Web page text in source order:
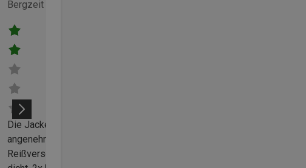
Bergzeit Club
Die Jacke ist schön leicht und
angenehm zu tragen. Der
Reißverschluss ist jedoch nicht